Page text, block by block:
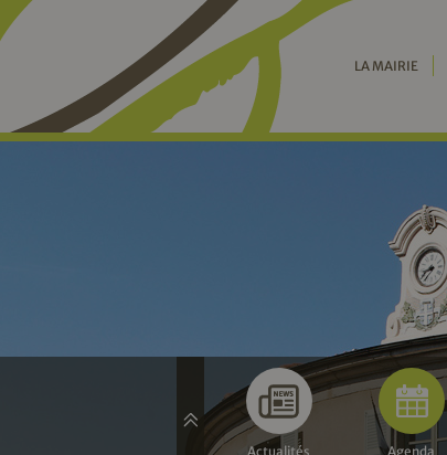
LA MAIRIE
Actualités Agenda